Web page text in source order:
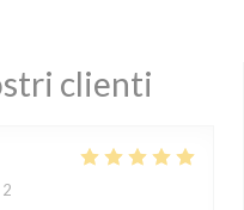
clienti